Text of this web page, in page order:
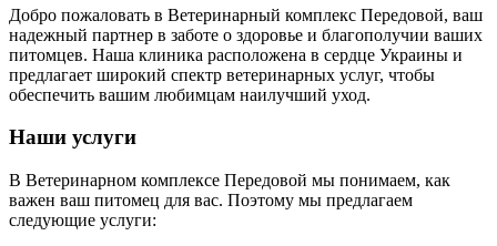
Добро пожаловать в Ветеринарный комплекс Передовой, ваш
надежный партнер в заботе о здоровье и благополучии ваших
питомцев. Наша клиника расположена в сердце Украины и
предлагает широкий спектр ветеринарных услуг, чтобы
обеспечить вашим любимцам наилучший уход.
Наши услуги
В Ветеринарном комплексе Передовой мы понимаем, как
важен ваш питомец для вас. Поэтому мы предлагаем
следующие услуги: